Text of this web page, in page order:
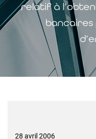
relatif à
bancaires
28 avril 2006